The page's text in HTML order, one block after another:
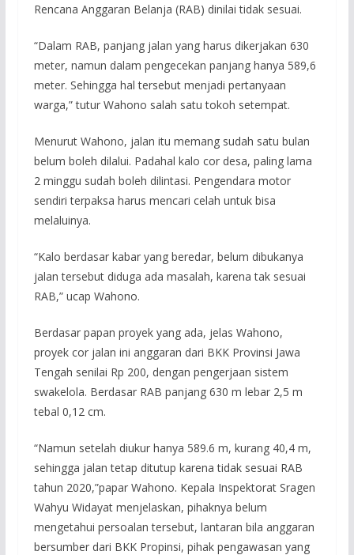
Rencana Anggaran Belanja (RAB) dinilai tidak sesuai.
“Dalam RAB, panjang jalan yang harus dikerjakan 630
meter, namun dalam pengecekan panjang hanya 589,6
meter. Sehingga hal tersebut menjadi pertanyaan
warga,” tutur Wahono salah satu tokoh setempat.
Menurut Wahono, jalan itu memang sudah satu bulan
belum boleh dilalui. Padahal kalo cor desa, paling lama
2 minggu sudah boleh dilintasi. Pengendara motor
sendiri terpaksa harus mencari celah untuk bisa
melaluinya.
“Kalo berdasar kabar yang beredar, belum dibukanya
jalan tersebut diduga ada masalah, karena tak sesuai
RAB,” ucap Wahono.
Berdasar papan proyek yang ada, jelas Wahono,
proyek cor jalan ini anggaran dari BKK Provinsi Jawa
Tengah senilai Rp 200, dengan pengerjaan sistem
swakelola. Berdasar RAB panjang 630 m lebar 2,5 m
tebal 0,12 cm.
“Namun setelah diukur hanya 589.6 m, kurang 40,4 m,
sehingga jalan tetap ditutup karena tidak sesuai RAB
tahun 2020,”papar Wahono. Kepala Inspektorat Sragen
Wahyu Widayat menjelaskan, pihaknya belum
mengetahui persoalan tersebut, lantaran bila anggaran
bersumber dari BKK Propinsi, pihak pengawasan yang